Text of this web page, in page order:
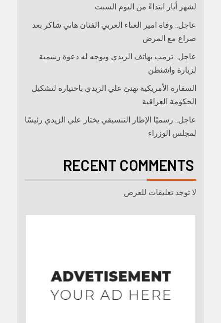
لشهر أيار ابتداءً من اليوم السبت
عاجل.. وفاة امير الغناء العربي الفنان هاني شاكر بعد
صراع مع المرض
عاجل.. ترمب يهاتف الزيدي ويوجه له دعوة رسمية
لزيارة واشنطن
السفارة الأمريكية تهنئ علي الزيدي باختياره لتشكيل
الحكومة العراقية
عاجل.. رسميًا الإطار التنسيقي يختار علي الزيدي رئيسًا
لمجلس الوزراء
RECENT COMMENTS
لا توجد تعليقات للعرض.